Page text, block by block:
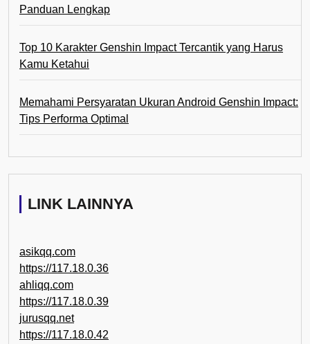
Panduan Lengkap
Top 10 Karakter Genshin Impact Tercantik yang Harus
Kamu Ketahui
Memahami Persyaratan Ukuran Android Genshin Impact:
Tips Performa Optimal
LINK LAINNYA
asikqq.com
https://117.18.0.36
ahliqq.com
https://117.18.0.39
jurusqq.net
https://117.18.0.42